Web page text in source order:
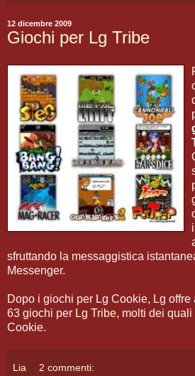
12 dicembre 2009
Giochi per Lg Tribe
sfruttando la messaggistica
Messenger.
Dopo i giochi per Lg Cookie, Lg
63 giochi per Lg Tribe, molti dei
Cookie.
Lia 2 commenti: